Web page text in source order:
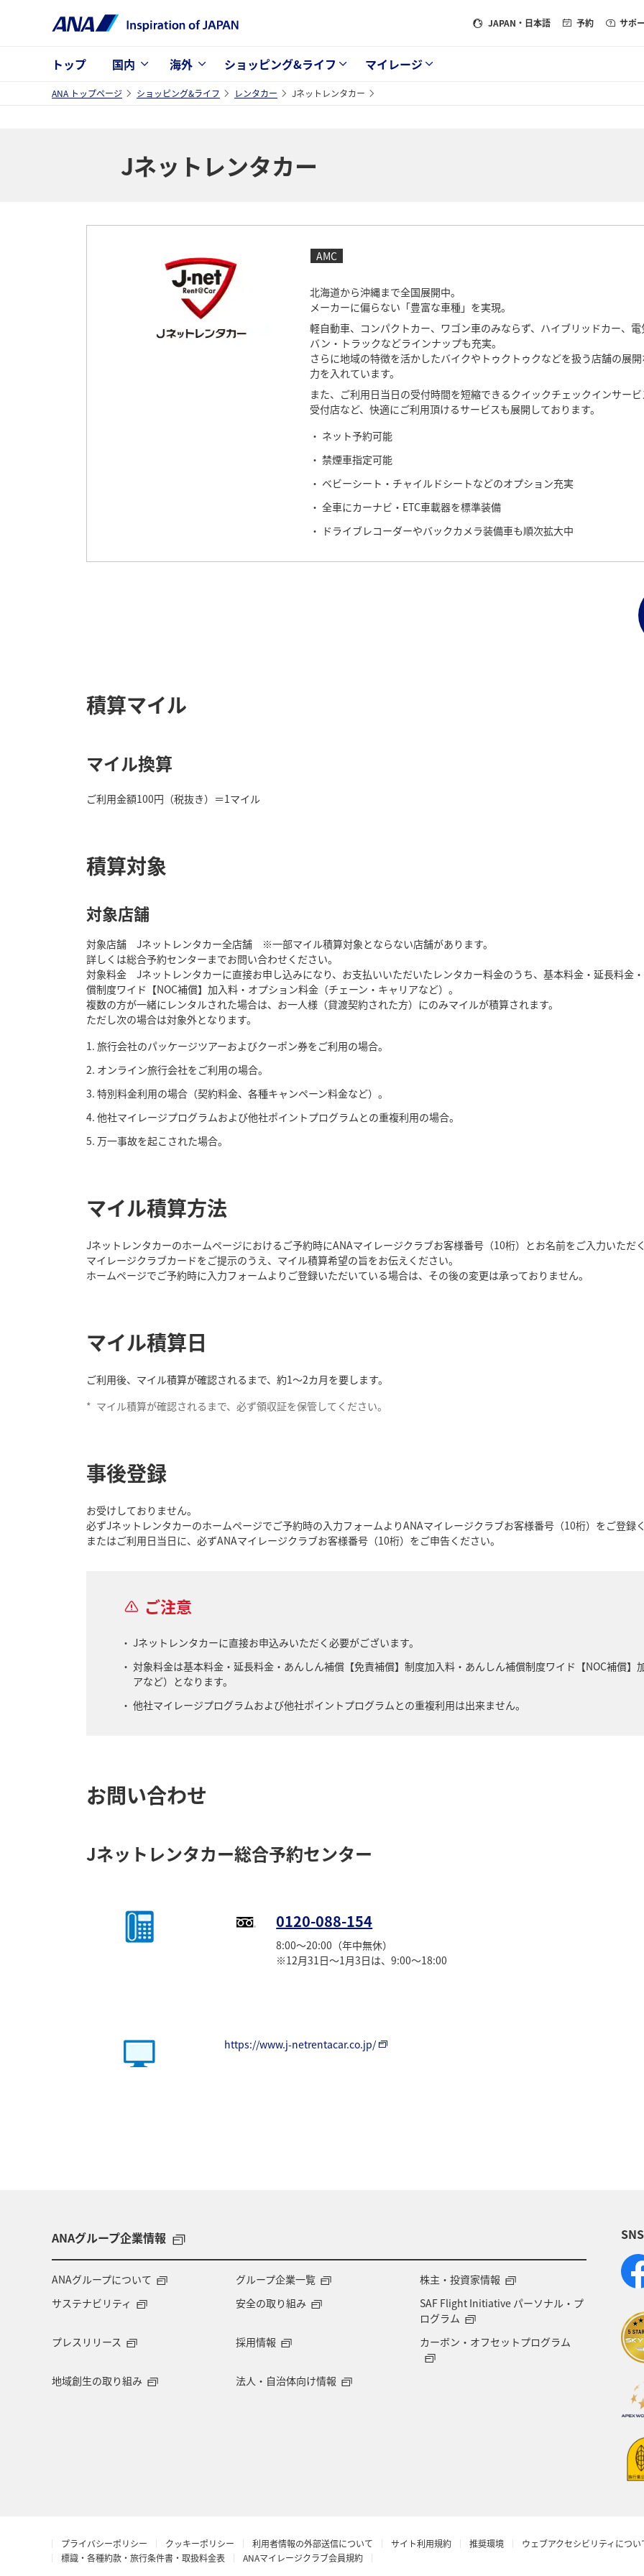
JAPAN ・日本語 予約 サポ
トップ 国内 海外 ショッピング&ライフ マイレージ
ANA トップページ ショッピング&ライフ レンタカー Jネットレンタカー
Jネットレンタカー
AMC
北海道から沖縄まで全国展開中。
メーカーに偏らない「豊富な車種」を実現。
軽自動車、コンパクトカー、ワゴン車のみならず、ハイブリッドカー、
バン・トラックなどラインナップも充実。
さらに地域の特徴を活かしたバイクやトゥクトゥクなどを扱う店舗の展
力を入れています。
また、ご利用日当日の受付時間を短縮できるクイックチェックインサー
受付店など、快適にご利用頂けるサービスも展開しております。
ネット予約可能
禁煙車指定可能
ベビーシート・チャイルドシートなどのオプション充実
全車にカーナビ・ETC車載器を標準装備
ドライブレコーダーやバックカメラ装備車も順次拡大中
積算マイル
マイル換算
ご利用金額100円（税抜き）＝1マイル
積算対象
対象店舗
対象店舗 Jネットレンタカー全店舗 ※一部マイル積算対象とならない店舗があります。
詳しくは総合予約センターまでお問い合わせください。
対象料金 Jネットレンタカーに直接お申し込みになり、お支払いいただいたレンタカー料金のうち、基本料金・延長料金
償制度ワイド【NOC補償】加入料・オプション料金（チェーン・キャリアなど）。
複数の方が一緒にレンタルされた場合は、お一人様（貸渡契約された方）にのみマイルが積算されます。
ただし次の場合は対象外となります。
旅行会社のパッケージツアーおよびクーポン券をご利用の場合。
オンライン旅行会社をご利用の場合。
特別料金利用の場合（契約料金、各種キャンペーン料金など）。
他社マイレージプログラムおよび他社ポイントプログラムとの重複利用の場合。
万一事故を起こされた場合。
マイル積算方法
Jネットレンタカーのホームページにおけるご予約時にANAマイレージクラブお客様番号（10桁）とお名前をご入力いただ
マイレージクラブカードをご提示のうえ、マイル積算希望の旨をお伝えください。
ホームページでご予約時に入力フォームよりご登録いただいている場合は、その後の変更は承っておりません。
マイル積算日
ご利用後、マイル積算が確認されるまで、約1～2カ月を要します。
* マイル積算が確認されるまで、必ず領収証を保管してください。
事後登録
お受けしておりません。
必ずJネットレンタカーのホームページでご予約時の入力フォームよりANAマイレージクラブお客様番号（10桁）をご登録く
またはご利用日当日に、必ずANAマイレージクラブお客様番号（10桁）をご申告ください。
ご注意
Jネットレンタカーに直接お申込みいただく必要がございます。
対象料金は基本料金・延長料金・あんしん補償【免責補償】制度加入料・あんしん補償制度ワイド【NOC補償】
アなど）となります。
他社マイレージプログラムおよび他社ポイントプログラムとの重複利用は出来ません。
お問い合わせ
Jネットレンタカー総合予約センター
0120-088-154
8:00～20:00（年中無休）
※12月31日～1月3日は、9:00～18:00
https://www.j-netrentacar.co.jp/
ANAグループ企業情報
ANAグループについて グループ企業一覧
株主・投資家情報
サステナビリティ
安全の取り組み
SAF Flight Initiative パーソナル・プ
ログラム
プレスリリース
採用情報 カーボン・オフセットプログラム
地域創生の取り組み 法人・自治体向け情報
プライバシーポリシー クッキーポリシー 利用者情報の外部送信について サイト利用規約 推奨環境 ウェブアクセシビリティについ
標識・各種約款・旅行条件書・取扱料金表
ANAマイレージクラブ会員規約